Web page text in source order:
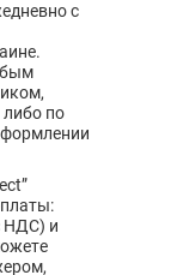
с
по
НДС) и